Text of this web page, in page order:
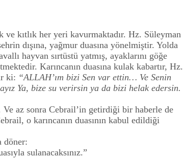
kıtlık her yeri kavurmaktadır. Hz. Süleyman
dışına, yağmur duasına yönelmiştir. Yolda
hayvan sırtüstü yatmış, ayaklarını göğe
Karıncanın duasına kulak kabartır, Hz.
ki: “ALLAH’ım bizi Sen var ettin… Ve Senin
Ya, bize su verirsin ya da bizi helak edersin.
az sonra Cebrail’in getirdiği bir haberle de
o karıncanın duasının kabul edildiği
döner:
sulanacaksınız.”